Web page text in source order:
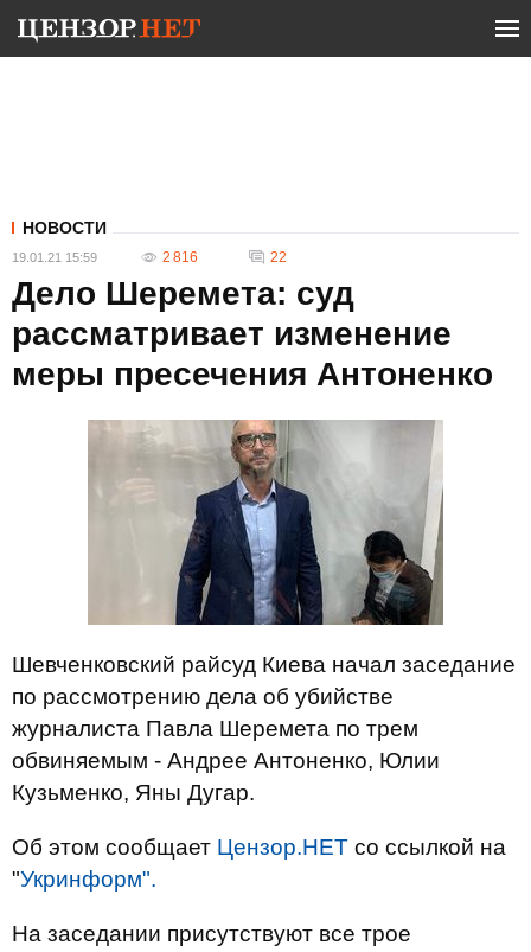
НОВОСТИ
19.01.21 15:59 2 816 22
Дело Шеремета: суд
рассматривает изменение
меры пресечения Антоненко
Шевченковский райсуд Киева начал заседание
по рассмотрению дела об убийстве
журналиста Павла Шеремета по трем
обвиняемым - Андрее Антоненко, Юлии
Кузьменко, Яны Дугар.
Об этом сообщает Цензор.НЕТ со ссылкой на
"Укринформ".
На заседании присутствуют все трое